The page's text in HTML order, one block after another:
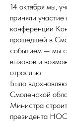
14 октября мы,
приняли
конференции
прошедшей в
событием — мы
вызовов и
отраслью.
Было
Смоленской
Министра
президента